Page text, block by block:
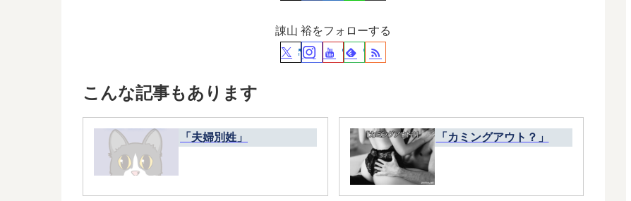
諌山 裕をフォローする
こんな記事もあります
「夫婦別姓」 「カミングアウト？」